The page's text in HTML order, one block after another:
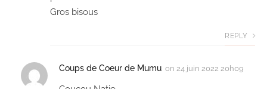
Gros bisous
REPLY
Coups de Coeur de Mumu on 24 juin 2022 20h09